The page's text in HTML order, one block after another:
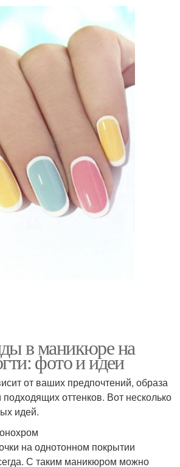
в маникюре на
фото и идеи
от ваших предпочтений, образа
оттенков. Вот несколько
идей.
на однотонном покрытии
С таким маникюром можно